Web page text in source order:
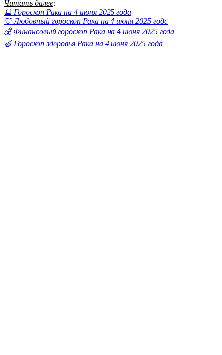
Читать далее:
🔮 Гороскоп Рака на 4 июня 2025 года
💘 Любовный гороскоп Рака на 4 июня 2025 года
💰 Финансовый гороскоп Рака на 4 июня 2025 года
🍏 Гороскоп здоровья Рака на 4 июня 2025 года